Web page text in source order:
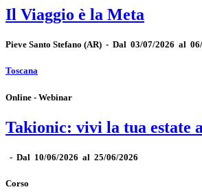
Il Viaggio è la Meta
Pieve Santo Stefano (AR) - Dal 03/07/2026 al
Toscana
Online - Webinar
Takionic: vivi la tua estate
- Dal 10/06/2026 al 25/06/2026
Corso